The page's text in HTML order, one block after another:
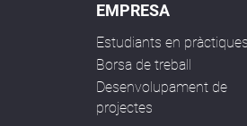
EMPRESA
Estudiants en pràctiques
Borsa de treball
Desenvolupament de
projectes